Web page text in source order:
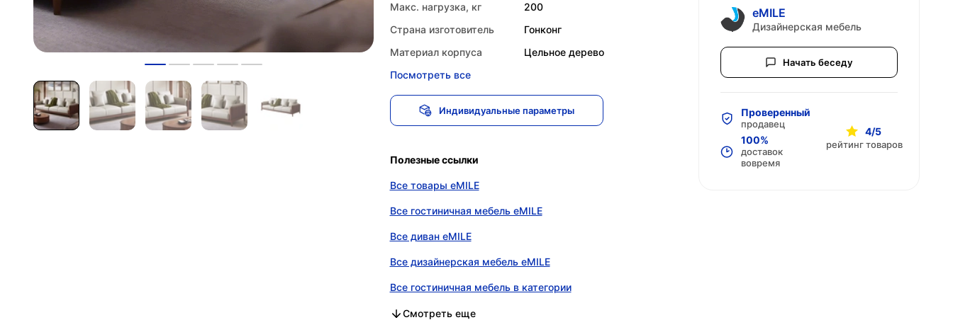
Макс. нагрузка, кг
200
Страна изготовитель
Гонконг
Материал корпуса
Цельное дерево
Посмотреть все
Индивидуальные параметры
Полезные ссылки
Все товары eMILE
Все гостиничная мебель eMILE
Все диван eMILE
Все дизайнерская мебель eMILE
Все гостиничная мебель в категории
Все диван в категории
Все дизайнерская мебель в категории
Смотреть еще
eMILE
Дизайнерская мебель
Начать беседу
Проверенный
продавец
100%
доставок
вовремя
4/5
рейтинг товаров